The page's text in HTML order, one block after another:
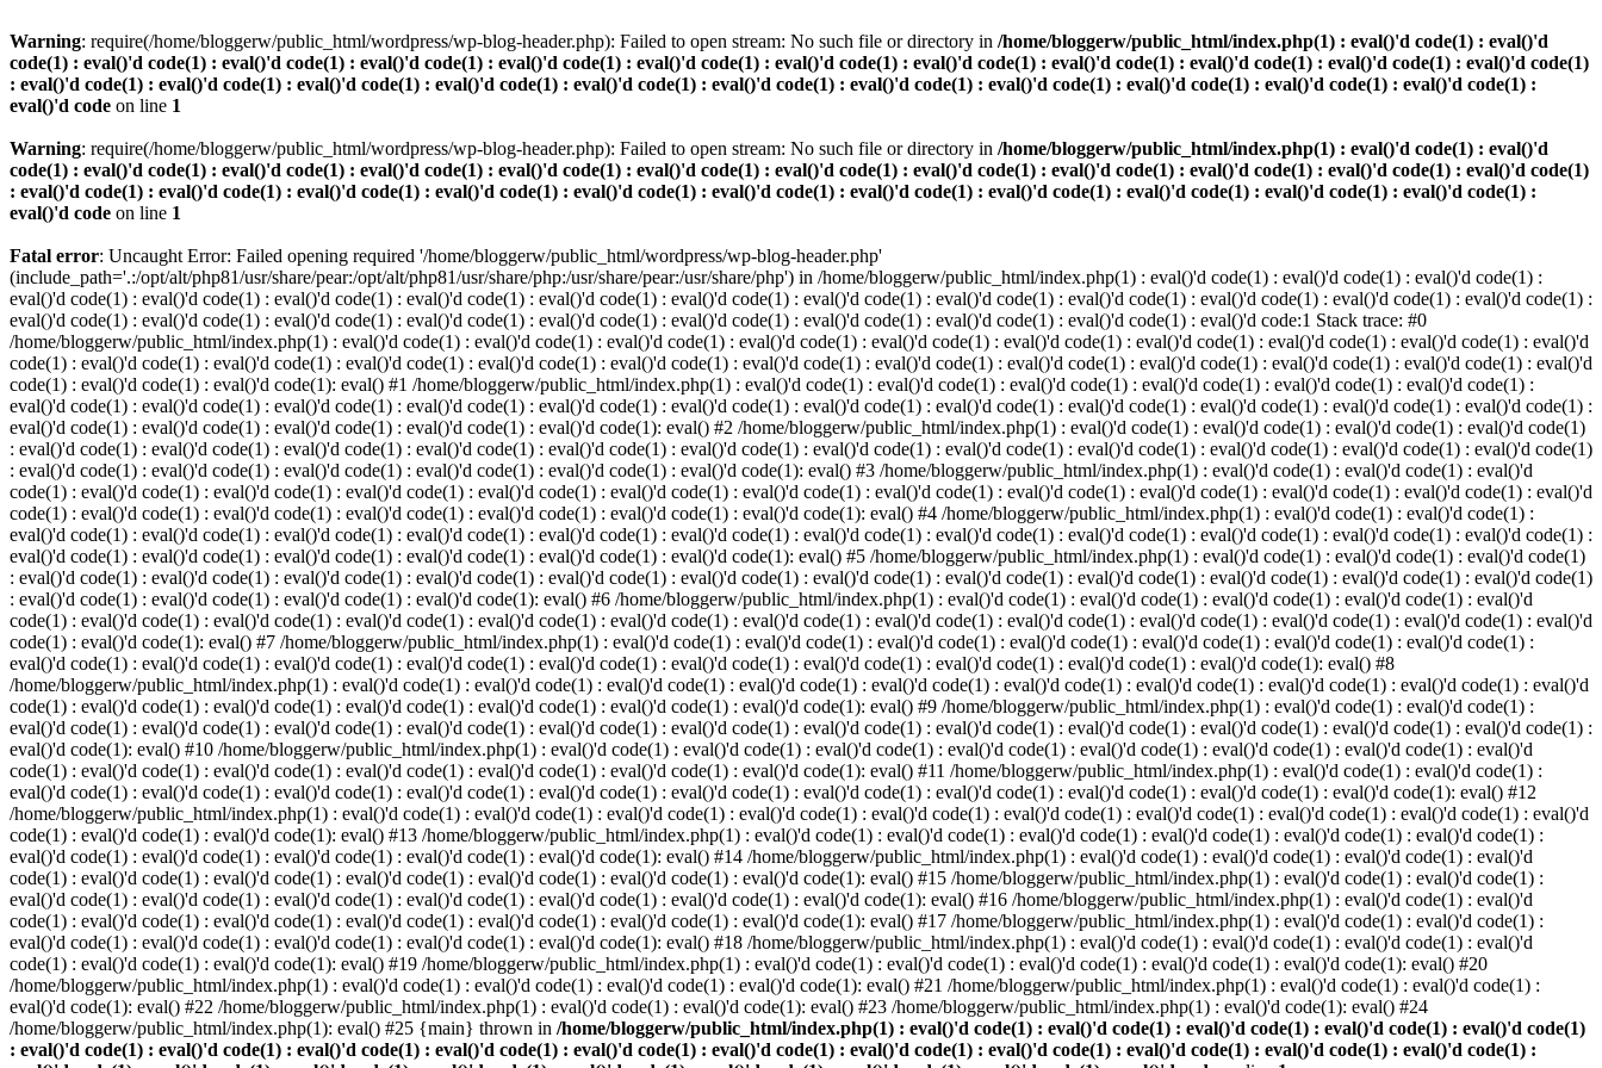
Warning: require(/home/bloggerw/public_html/wordpress/wp-blog-header.php): Failed to open stream: No such file or directory in /home/bloggerw/public_html/index.php(1) : eval()'d code(1) : eval()'d
code(1) : eval()'d code(1) : eval()'d code(1) : eval()'d code(1) : eval()'d code(1) : eval()'d code(1) : eval()'d code(1) : eval()'d code(1) : eval()'d code(1) : eval()'d code(1) : eval()'d code(1) : eval()'d code(1)
: eval()'d code(1) : eval()'d code(1) : eval()'d code(1) : eval()'d code(1) : eval()'d code(1) : eval()'d code(1) : eval()'d code(1) : eval()'d code(1) : eval()'d code(1) : eval()'d code(1) : eval()'d code(1) :
eval()'d code on line 1
Warning: require(/home/bloggerw/public_html/wordpress/wp-blog-header.php): Failed to open stream: No such file or directory in /home/bloggerw/public_html/index.php(1) : eval()'d code(1) : eval()'d
code(1) : eval()'d code(1) : eval()'d code(1) : eval()'d code(1) : eval()'d code(1) : eval()'d code(1) : eval()'d code(1) : eval()'d code(1) : eval()'d code(1) : eval()'d code(1) : eval()'d code(1) : eval()'d code(1)
: eval()'d code(1) : eval()'d code(1) : eval()'d code(1) : eval()'d code(1) : eval()'d code(1) : eval()'d code(1) : eval()'d code(1) : eval()'d code(1) : eval()'d code(1) : eval()'d code(1) : eval()'d code(1) :
eval()'d code on line 1
Fatal error: Uncaught Error: Failed opening required '/home/bloggerw/public_html/wordpress/wp-blog-header.php'
(include_path='.:/opt/alt/php81/usr/share/pear:/opt/alt/php81/usr/share/php:/usr/share/pear:/usr/share/php') in /home/bloggerw/public_html/index.php(1) : eval()'d code(1) : eval()'d code(1) : eval()'d code(1) :
eval()'d code(1) : eval()'d code(1) : eval()'d code(1) : eval()'d code(1) : eval()'d code(1) : eval()'d code(1) : eval()'d code(1) : eval()'d code(1) : eval()'d code(1) : eval()'d code(1) : eval()'d code(1) : eval()'d code(1) :
eval()'d code(1) : eval()'d code(1) : eval()'d code(1) : eval()'d code(1) : eval()'d code(1) : eval()'d code(1) : eval()'d code(1) : eval()'d code(1) : eval()'d code(1) : eval()'d code:1 Stack trace: #0
/home/bloggerw/public_html/index.php(1) : eval()'d code(1) : eval()'d code(1) : eval()'d code(1) : eval()'d code(1) : eval()'d code(1) : eval()'d code(1) : eval()'d code(1) : eval()'d code(1) : eval()'d code(1) : eval()'d
code(1) : eval()'d code(1) : eval()'d code(1) : eval()'d code(1) : eval()'d code(1) : eval()'d code(1) : eval()'d code(1) : eval()'d code(1) : eval()'d code(1) : eval()'d code(1) : eval()'d code(1) : eval()'d code(1) : eval()'d
code(1) : eval()'d code(1) : eval()'d code(1): eval() #1 /home/bloggerw/public_html/index.php(1) : eval()'d code(1) : eval()'d code(1) : eval()'d code(1) : eval()'d code(1) : eval()'d code(1) : eval()'d code(1) :
eval()'d code(1) : eval()'d code(1) : eval()'d code(1) : eval()'d code(1) : eval()'d code(1) : eval()'d code(1) : eval()'d code(1) : eval()'d code(1) : eval()'d code(1) : eval()'d code(1) : eval()'d code(1) : eval()'d code(1) :
eval()'d code(1) : eval()'d code(1) : eval()'d code(1) : eval()'d code(1) : eval()'d code(1): eval() #2 /home/bloggerw/public_html/index.php(1) : eval()'d code(1) : eval()'d code(1) : eval()'d code(1) : eval()'d code(1)
: eval()'d code(1) : eval()'d code(1) : eval()'d code(1) : eval()'d code(1) : eval()'d code(1) : eval()'d code(1) : eval()'d code(1) : eval()'d code(1) : eval()'d code(1) : eval()'d code(1) : eval()'d code(1) : eval()'d code(1)
: eval()'d code(1) : eval()'d code(1) : eval()'d code(1) : eval()'d code(1) : eval()'d code(1) : eval()'d code(1): eval() #3 /home/bloggerw/public_html/index.php(1) : eval()'d code(1) : eval()'d code(1) : eval()'d
code(1) : eval()'d code(1) : eval()'d code(1) : eval()'d code(1) : eval()'d code(1) : eval()'d code(1) : eval()'d code(1) : eval()'d code(1) : eval()'d code(1) : eval()'d code(1) : eval()'d code(1) : eval()'d code(1) : eval()'d
code(1) : eval()'d code(1) : eval()'d code(1) : eval()'d code(1) : eval()'d code(1) : eval()'d code(1) : eval()'d code(1): eval() #4 /home/bloggerw/public_html/index.php(1) : eval()'d code(1) : eval()'d code(1) :
eval()'d code(1) : eval()'d code(1) : eval()'d code(1) : eval()'d code(1) : eval()'d code(1) : eval()'d code(1) : eval()'d code(1) : eval()'d code(1) : eval()'d code(1) : eval()'d code(1) : eval()'d code(1) : eval()'d code(1) :
eval()'d code(1) : eval()'d code(1) : eval()'d code(1) : eval()'d code(1) : eval()'d code(1) : eval()'d code(1): eval() #5 /home/bloggerw/public_html/index.php(1) : eval()'d code(1) : eval()'d code(1) : eval()'d code(1)
: eval()'d code(1) : eval()'d code(1) : eval()'d code(1) : eval()'d code(1) : eval()'d code(1) : eval()'d code(1) : eval()'d code(1) : eval()'d code(1) : eval()'d code(1) : eval()'d code(1) : eval()'d code(1) : eval()'d code(1)
: eval()'d code(1) : eval()'d code(1) : eval()'d code(1) : eval()'d code(1): eval() #6 /home/bloggerw/public_html/index.php(1) : eval()'d code(1) : eval()'d code(1) : eval()'d code(1) : eval()'d code(1) : eval()'d
code(1) : eval()'d code(1) : eval()'d code(1) : eval()'d code(1) : eval()'d code(1) : eval()'d code(1) : eval()'d code(1) : eval()'d code(1) : eval()'d code(1) : eval()'d code(1) : eval()'d code(1) : eval()'d code(1) : eval()'d
code(1) : eval()'d code(1): eval() #7 /home/bloggerw/public_html/index.php(1) : eval()'d code(1) : eval()'d code(1) : eval()'d code(1) : eval()'d code(1) : eval()'d code(1) : eval()'d code(1) : eval()'d code(1) :
eval()'d code(1) : eval()'d code(1) : eval()'d code(1) : eval()'d code(1) : eval()'d code(1) : eval()'d code(1) : eval()'d code(1) : eval()'d code(1) : eval()'d code(1) : eval()'d code(1): eval() #8
/home/bloggerw/public_html/index.php(1) : eval()'d code(1) : eval()'d code(1) : eval()'d code(1) : eval()'d code(1) : eval()'d code(1) : eval()'d code(1) : eval()'d code(1) : eval()'d code(1) : eval()'d code(1) : eval()'d
code(1) : eval()'d code(1) : eval()'d code(1) : eval()'d code(1) : eval()'d code(1) : eval()'d code(1) : eval()'d code(1): eval() #9 /home/bloggerw/public_html/index.php(1) : eval()'d code(1) : eval()'d code(1) :
eval()'d code(1) : eval()'d code(1) : eval()'d code(1) : eval()'d code(1) : eval()'d code(1) : eval()'d code(1) : eval()'d code(1) : eval()'d code(1) : eval()'d code(1) : eval()'d code(1) : eval()'d code(1) : eval()'d code(1) :
eval()'d code(1): eval() #10 /home/bloggerw/public_html/index.php(1) : eval()'d code(1) : eval()'d code(1) : eval()'d code(1) : eval()'d code(1) : eval()'d code(1) : eval()'d code(1) : eval()'d code(1) : eval()'d
code(1) : eval()'d code(1) : eval()'d code(1) : eval()'d code(1) : eval()'d code(1) : eval()'d code(1) : eval()'d code(1): eval() #11 /home/bloggerw/public_html/index.php(1) : eval()'d code(1) : eval()'d code(1) :
eval()'d code(1) : eval()'d code(1) : eval()'d code(1) : eval()'d code(1) : eval()'d code(1) : eval()'d code(1) : eval()'d code(1) : eval()'d code(1) : eval()'d code(1) : eval()'d code(1) : eval()'d code(1): eval() #12
/home/bloggerw/public_html/index.php(1) : eval()'d code(1) : eval()'d code(1) : eval()'d code(1) : eval()'d code(1) : eval()'d code(1) : eval()'d code(1) : eval()'d code(1) : eval()'d code(1) : eval()'d code(1) : eval()'d
code(1) : eval()'d code(1) : eval()'d code(1): eval() #13 /home/bloggerw/public_html/index.php(1) : eval()'d code(1) : eval()'d code(1) : eval()'d code(1) : eval()'d code(1) : eval()'d code(1) : eval()'d code(1) :
eval()'d code(1) : eval()'d code(1) : eval()'d code(1) : eval()'d code(1) : eval()'d code(1): eval() #14 /home/bloggerw/public_html/index.php(1) : eval()'d code(1) : eval()'d code(1) : eval()'d code(1) : eval()'d
code(1) : eval()'d code(1) : eval()'d code(1) : eval()'d code(1) : eval()'d code(1) : eval()'d code(1) : eval()'d code(1): eval() #15 /home/bloggerw/public_html/index.php(1) : eval()'d code(1) : eval()'d code(1) :
eval()'d code(1) : eval()'d code(1) : eval()'d code(1) : eval()'d code(1) : eval()'d code(1) : eval()'d code(1) : eval()'d code(1): eval() #16 /home/bloggerw/public_html/index.php(1) : eval()'d code(1) : eval()'d
code(1) : eval()'d code(1) : eval()'d code(1) : eval()'d code(1) : eval()'d code(1) : eval()'d code(1) : eval()'d code(1): eval() #17 /home/bloggerw/public_html/index.php(1) : eval()'d code(1) : eval()'d code(1) :
eval()'d code(1) : eval()'d code(1) : eval()'d code(1) : eval()'d code(1) : eval()'d code(1): eval() #18 /home/bloggerw/public_html/index.php(1) : eval()'d code(1) : eval()'d code(1) : eval()'d code(1) : eval()'d
code(1) : eval()'d code(1) : eval()'d code(1): eval() #19 /home/bloggerw/public_html/index.php(1) : eval()'d code(1) : eval()'d code(1) : eval()'d code(1) : eval()'d code(1) : eval()'d code(1): eval() #20
/home/bloggerw/public_html/index.php(1) : eval()'d code(1) : eval()'d code(1) : eval()'d code(1) : eval()'d code(1): eval() #21 /home/bloggerw/public_html/index.php(1) : eval()'d code(1) : eval()'d code(1) :
eval()'d code(1): eval() #22 /home/bloggerw/public_html/index.php(1) : eval()'d code(1) : eval()'d code(1): eval() #23 /home/bloggerw/public_html/index.php(1) : eval()'d code(1): eval() #24
/home/bloggerw/public_html/index.php(1): eval() #25 {main} thrown in /home/bloggerw/public_html/index.php(1) : eval()'d code(1) : eval()'d code(1) : eval()'d code(1) : eval()'d code(1) : eval()'d code(1)
: eval()'d code(1) : eval()'d code(1) : eval()'d code(1) : eval()'d code(1) : eval()'d code(1) : eval()'d code(1) : eval()'d code(1) : eval()'d code(1) : eval()'d code(1) : eval()'d code(1) : eval()'d code(1) :